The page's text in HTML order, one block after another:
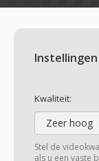
Instellingen
Kwaliteit:
Zeer hoog
Stel de
als u een vaste